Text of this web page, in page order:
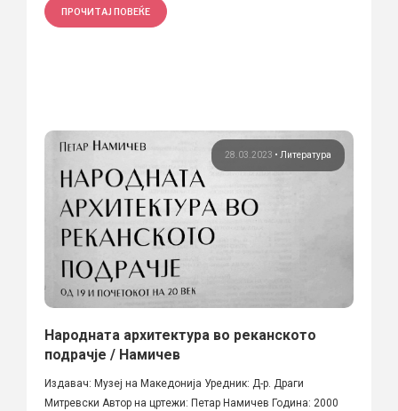
ПРОЧИТАЈ ПОВЕЌЕ
28.03.2023 • Литература
Народната архитектура во реканското
подрачје / Намичев
Издавач: Музеј на Македонија Уредник: Д-р. Драги
Митревски Автор на цртежи: Петар Намичев Година: 2000